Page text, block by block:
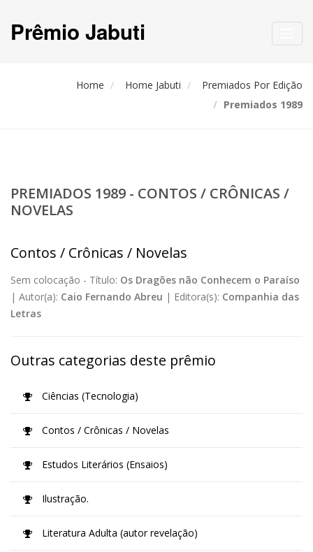
Prêmio Jabuti
Home Home Jabuti
Premiados Por Edição
Premiados 1989
PREMIADOS 1989 - CONTOS / CRÔNICAS /
NOVELAS
Contos / Crônicas / Novelas
Sem colocação - Título: Os Dragões não Conhecem o Paraíso
| Autor(a): Caio Fernando Abreu | Editora(s): Companhia das
Letras
Outras categorias deste prêmio
Ciências (Tecnologia)
Contos / Crônicas / Novelas
Estudos Literários (Ensaios)
Ilustração.
Literatura Adulta (autor revelação)